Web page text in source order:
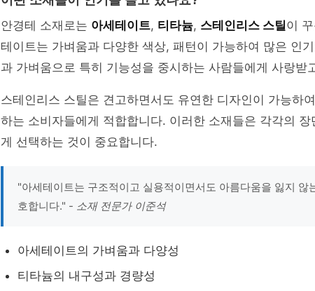
안경테 소재로는 아세테이트, 티타늄, 스테인리스 스틸이
테이트는 가벼움과 다양한 색상, 패턴이 가능하여 많은 인
과 가벼움으로 특히 기능성을 중시하는 사람들에게 사랑받
스테인리스 스틸은 견고하면서도 유연한 디자인이 가능하
하는 소비자들에게 적합합니다. 이러한 소재들은 각각의
게 선택하는 것이 중요합니다.
"아세테이트는 구조적이고 실용적이면서도 아름다움을 잃지 않
호합니다." - 소재 전문가 이준석
아세테이트의 가벼움과 다양성
티타늄의 내구성과 경량성